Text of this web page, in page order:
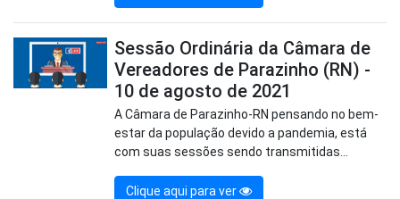
Sessão Ordinária da Câmara de
Vereadores de Parazinho (RN) -
10 de agosto de 2021
A Câmara de Parazinho-RN pensando no bem-
estar da população devido a pandemia, está
com suas sessões sendo transmitidas...
Clique aqui para ver